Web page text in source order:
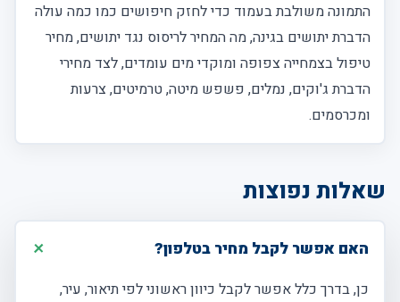
התמונה משולבת בעמוד כדי לחזק חיפושים כמו כמה עולה
הדברת יתושים בגינה, מה המחיר לריסוס נגד יתושים, מחיר
טיפול בצמחייה צפופה ומוקדי מים עומדים, לצד מחירי
הדברת ג'וקים, נמלים, פשפש מיטה, טרמיטים, צרעות
ומכרסמים.
שאלות נפוצות
האם אפשר לקבל מחיר בטלפון?
כן, בדרך כלל אפשר לקבל כיוון ראשוני לפי תיאור, עיר,